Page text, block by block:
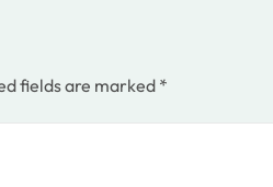
fields are marked*